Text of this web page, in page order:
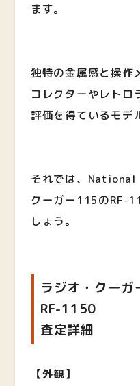
ます。
独特の金属感と操作
コレクターやレトロ
評価を得ているモデ
それでは、National
クーガー115のRF-
しょう。
ラジオ・クー
RF-1150
査定詳細
【外観】